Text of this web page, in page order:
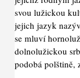
svou lužickou
jejich jazyk
se mluví
dolnolužickou
podobá polštině,